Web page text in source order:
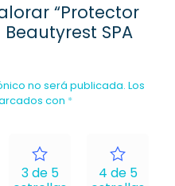
“Protector
SPA
no será publicada. Los
con *
3 de 5
4 de 5